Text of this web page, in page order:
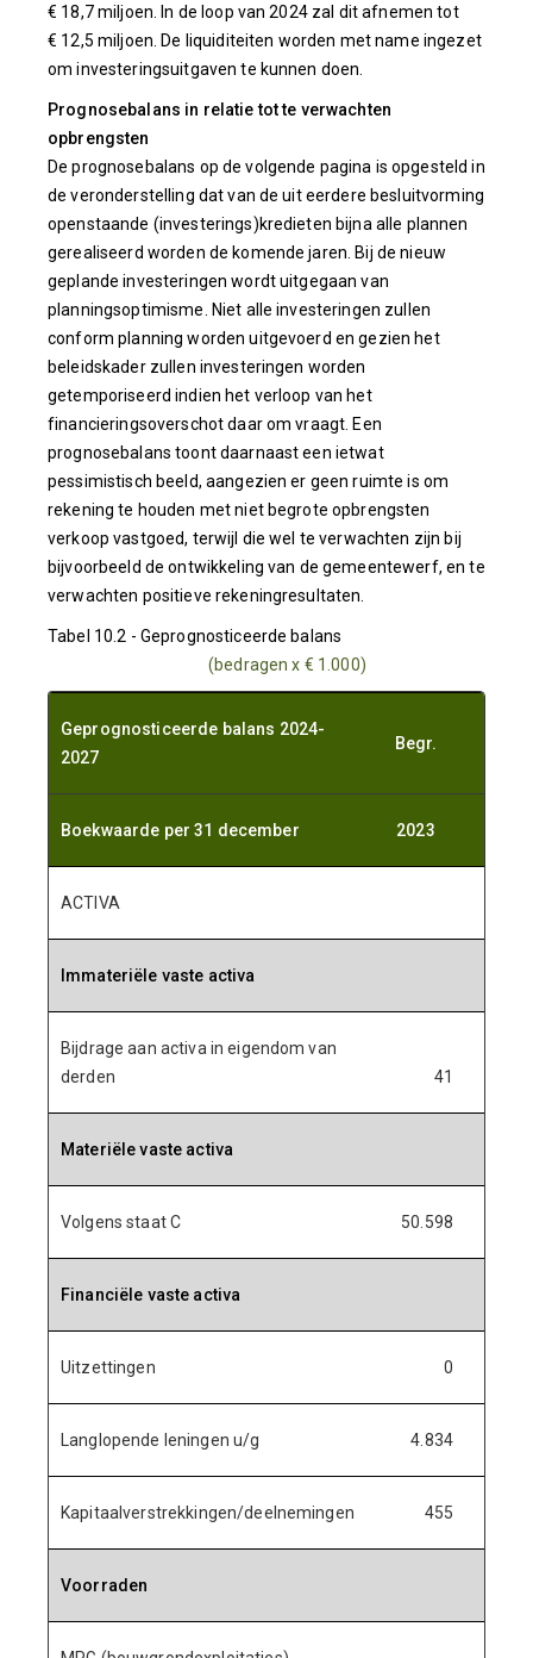
€ 18,7 miljoen. In de loop van 2024 zal dit afnemen tot
€ 12,5 miljoen. De liquiditeiten worden met name ingezet
om investeringsuitgaven te kunnen doen.
Prognosebalans in relatie tot te verwachten
opbrengsten
De prognosebalans op de volgende pagina is opgesteld in
de veronderstelling dat van de uit eerdere besluitvorming
openstaande (investerings)kredieten bijna alle plannen
gerealiseerd worden de komende jaren. Bij de nieuw
geplande investeringen wordt uitgegaan van
planningsoptimisme. Niet alle investeringen zullen
conform planning worden uitgevoerd en gezien het
beleidskader zullen investeringen worden
getemporiseerd indien het verloop van het
financieringsoverschot daar om vraagt. Een
prognosebalans toont daarnaast een ietwat
pessimistisch beeld, aangezien er geen ruimte is om
rekening te houden met niet begrote opbrengsten
verkoop vastgoed, terwijl die wel te verwachten zijn bij
bijvoorbeeld de ontwikkeling van de gemeentewerf, en te
verwachten positieve rekeningresultaten.
Tabel 10.2 - Geprognosticeerde balans
(bedragen x € 1.000)
Geprognosticeerde balans 2024-
2027
Begr.
Boekwaarde per 31 december 2023
ACTIVA
Immateriële vaste activa
Bijdrage aan activa in eigendom van
derden
41
Materiële vaste activa
Volgens staat C 50.598
Financiële vaste activa
Uitzettingen 0
Langlopende leningen u/g 4.834
Kapitaalverstrekkingen/deelnemingen 455
Voorraden